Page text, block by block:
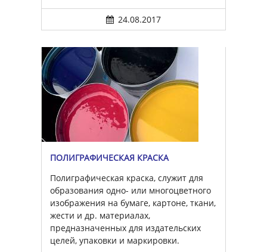
24.08.2017
ПОЛИГРАФИЧЕСКАЯ КРАСКА
Полиграфическая краска, служит для
образования одно- или многоцветного
изображения на бумаге, картоне, ткани,
жести и др. материалах,
предназначенных для издательских
целей, упаковки и маркировки.